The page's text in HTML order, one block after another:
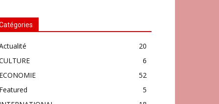
20
6
ECONOMIE
52
Featured
5